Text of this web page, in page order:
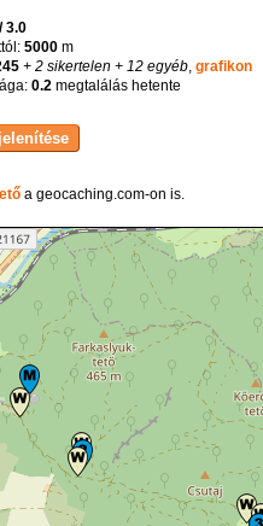
3.0
5000 m
+ 2 sikertelen + 12 egyéb,grafikon
0.2 megtalálás hetente
a geocaching.com-on is.